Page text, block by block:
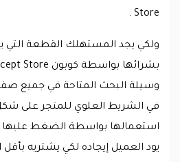
Store .
ولكي يجد المستهلك القطعة التي
وسيلة البحث المتاحة في جميع
في الشريط العلوي للمتجر على
استعمالها بواسطة الضغط عليها
يود العميل إيجاده لكي يشتريه